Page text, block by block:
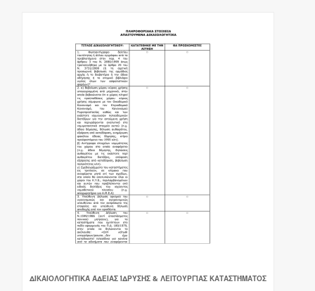
ΔΙΚΑΙΟΛΟΓΗΤΙΚΆ ΆΔΕΙΑΣ ΊΔΡΥΣΗΣ & ΛΕΙΤΟΥΡΓΊΑΣ ΚΑΤΑΣΤΉΜΑΤΟΣ